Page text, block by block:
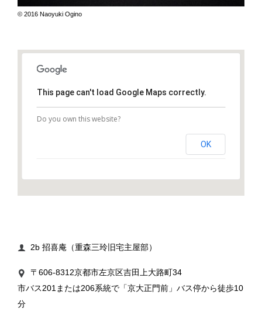
© 2016 Naoyuki Ogino
This page can't load Google Maps correctly.
Do you own this website?
OK
 2b 招喜庵（重森三玲旧宅主屋部）

〒606-8312京都市左京区吉田上大路町34
市バス201または206系統で「京大正門前」バス停から徒歩10
分